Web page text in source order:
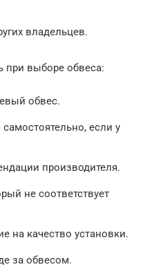
владельцев.
при выборе обвеса:
обвес.
если у
производителя.
не соответствует
на качество установки.
за обвесом.